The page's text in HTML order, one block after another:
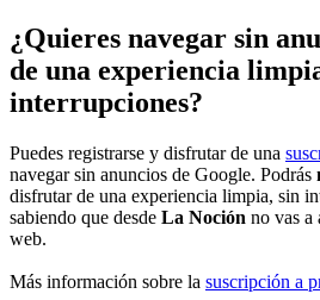
¿Quieres navegar sin
de una experiencia
interrupciones?
Puedes registrarse y disfrutar de una
navegar sin anuncios de Google. Podrás
disfrutar de una experiencia limpia, sin
sabiendo que desde La Noción no vas a
web.
Más información sobre la suscripción a